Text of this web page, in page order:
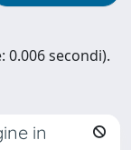
0.006 secondi).
in